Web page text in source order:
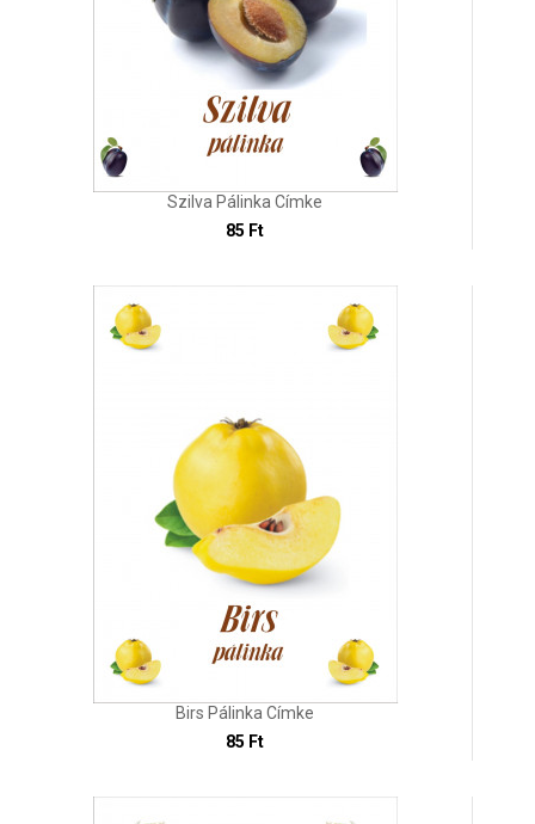
Szilva Pálinka Címke
85 Ft
Birs Pálinka Címke
85 Ft